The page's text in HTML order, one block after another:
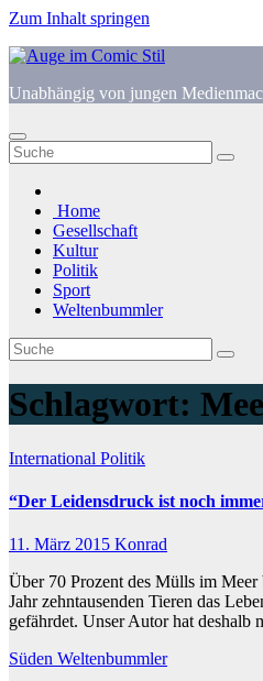
Zum Inhalt springen
Unabhängig von jungen
Home
Gesellschaft
Kultur
Politik
Sport
Weltenbummler
Schlagwort:
International Politik
“Der Leidensdruck ist noch
11. März 2015 Konrad
Über 70 Prozent des Mülls im Meer
Jahr zehntausenden Tieren das
gefährdet. Unser Autor hat
Süden Weltenbummler